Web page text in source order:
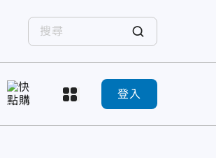
登入